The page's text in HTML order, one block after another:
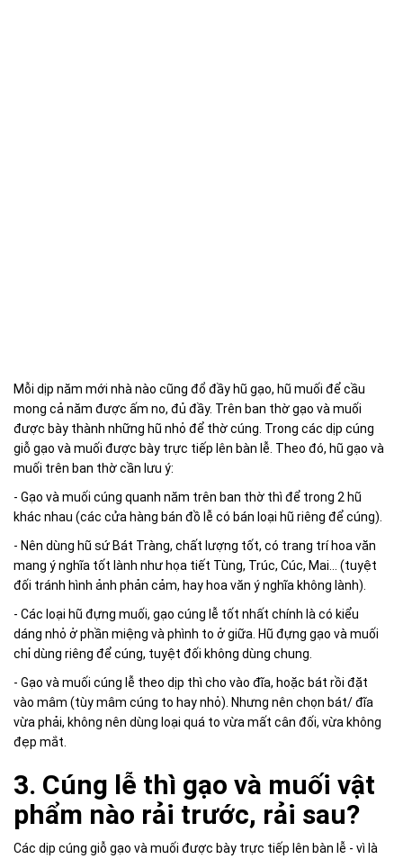
Mỗi dịp năm mới nhà nào cũng đổ đầy hũ gạo, hũ muối để cầu
mong cả năm được ấm no, đủ đầy. Trên ban thờ gạo và muối
được bày thành những hũ nhỏ để thờ cúng. Trong các dịp cúng
giỗ gạo và muối được bày trực tiếp lên bàn lễ. Theo đó, hũ gạo và
muối trên ban thờ cần lưu ý:
- Gạo và muối cúng quanh năm trên ban thờ thì để trong 2 hũ
khác nhau (các cửa hàng bán đồ lễ có bán loại hũ riêng để cúng).
- Nên dùng hũ sứ Bát Tràng, chất lượng tốt, có trang trí hoa văn
mang ý nghĩa tốt lành như họa tiết Tùng, Trúc, Cúc, Mai… (tuyệt
đối tránh hình ảnh phản cảm, hay hoa văn ý nghĩa không lành).
- Các loại hũ đựng muối, gạo cúng lễ tốt nhất chính là có kiểu
dáng nhỏ ở phần miệng và phình to ở giữa. Hũ đựng gạo và muối
chỉ dùng riêng để cúng, tuyệt đối không dùng chung.
- Gạo và muối cúng lễ theo dịp thì cho vào đĩa, hoặc bát rồi đặt
vào mâm (tùy mâm cúng to hay nhỏ). Nhưng nên chọn bát/ đĩa
vừa phải, không nên dùng loại quá to vừa mất cân đối, vừa không
đẹp mắt.
3. Cúng lễ thì gạo và muối vật
phẩm nào rải trước, rải sau?
Các dịp cúng giỗ gạo và muối được bày trực tiếp lên bàn lễ - vì là